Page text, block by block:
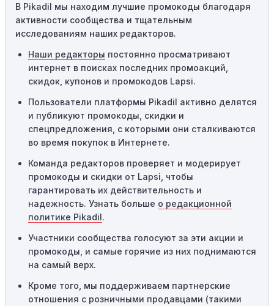
промокоды требуют соблюдения минимального
порога покупки, чтобы получить право на скидку. Если
сумма в корзине не соответствует указанному порогу,
код не сработает.
Географические ограничения:Действие некоторых
промокодов может быть ограничено определенными
местами или регионами. Если вы находитесь за
пределами указанного региона, то код не будет
применяться.
предназначены только для однократного
использования. Если код уже был использован кем-то
другим, он не будет действовать повторно.
Технические сбои:
привести к неработоспособности кодов промокодов. В
таких случаях следует обратиться за помощью в
службу поддержки.
В Pikadil мы находим лучшие промокоды благодаря
активности сообщества и тщательным
исследованиям наших редакторов.
Наши редакторы постоянно просматривают
интернет в поисках последних промоакций,
скидок, купонов и промокодов Lapsi.
Пользователи платформы Pikadil активно делятся
и публикуют промокоды, скидки и
спецпредложения, с которыми они сталкиваются
во время покупок в Интернете.
Команда редакторов проверяет и модерирует
промокоды и скидки от Lapsi, чтобы
гарантировать их действительность и
надежность. Узнать больше о редакционной
политике Pikadil.
Участники сообщества голосуют за эти акции и
промокоды, и самые горячие из них поднимаются
на самый верх.
Кроме того, мы поддерживаем партнерские
отношения с розничными продавцами (такими